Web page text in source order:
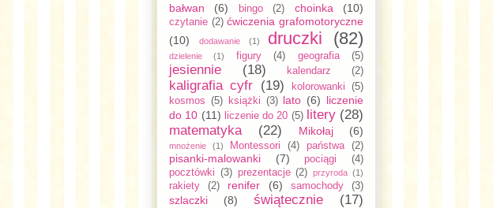
bałwan
(6) bingo (2) choinka (10)
czytanie (2) ćwiczenia grafomotoryczne
(10)
dodawanie (1) druczki (82)
dzielenie (1) figury (4) geografia (5)
jesiennie (18) kalendarz (2)
kaligrafia cyfr (19) kolorowanki
(5)
kosmos (5) książki (3) lato (6) liczenie
do 10 (11) liczenie do 20 (5) litery (28)
matematyka
(22) Mikołaj (6)
mnożenie (1) Montessori (4) państwa (2)
pisanki-malowanki (7) pociągi
(4)
pocztówki (3) prezentacje (2) przyroda (1)
rakiety (2) renifer (6) samochody (3)
szlaczki (8) świątecznie (17)